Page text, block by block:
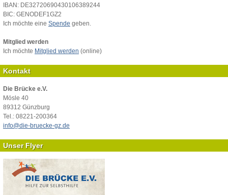
IBAN: DE32720690430106389244
BIC: GENODEF1GZ2
Ich möchte eine Spende geben.
Mitglied werden
Ich möchte Mitglied werden (online)
Kontakt
Die Brücke e.V.
Mösle 40
89312 Günzburg
Tel.: 08221-200364
info@die-bruecke-gz.de
Unser Flyer